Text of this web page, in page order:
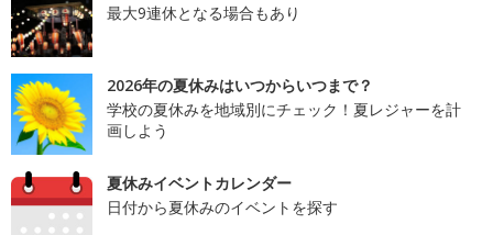
最大9連休となる場合もあり
2026年の夏休みはいつからいつまで？
学校の夏休みを地域別にチェック！夏レジャーを計
画しよう
夏休みイベントカレンダー
日付から夏休みのイベントを探す